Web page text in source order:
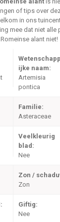
of tips over
in ons
mee dat niet alle
alant niet!
ijke naam:
Artemisia
pontica
Familie:
Asteraceae
Veelkleurig
blad:
Nee
Zon /
Zon
Giftig:
Nee